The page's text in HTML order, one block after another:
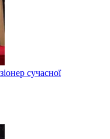
сучасної